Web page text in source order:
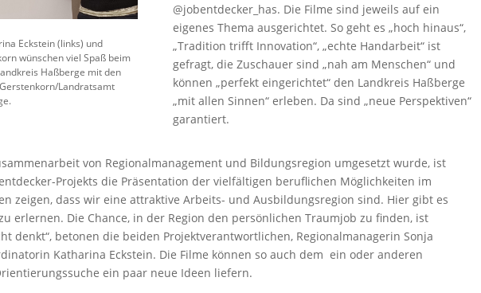
Eckstein (links) und
wünschen viel Spaß beim
Haßberge mit den
Landratsamt
@jobentdecker_has. Die Filme sind jeweils auf ein
eigenes Thema ausgerichtet. So geht es „hoch hinaus“,
„Tradition trifft Innovation“, „echte Handarbeit“ ist
gefragt, die Zuschauer sind „nah am Menschen“ und
können „perfekt eingerichtet“ den Landkreis Haßberge
„mit allen Sinnen“ erleben. Da sind „neue Perspektiven“
garantiert.
von Regionalmanagement und Bildungsregion umgesetzt wurde, ist
Projekts die Präsentation der vielfältigen beruflichen Möglichkeiten im
zeigen, dass wir eine attraktive Arbeits- und Ausbildungsregion sind. Hier gibt es
erlernen. Die Chance, in der Region den persönlichen Traumjob zu finden, ist
denkt“, betonen die beiden Projektverantwortlichen, Regionalmanagerin Sonja
Katharina Eckstein. Die Filme können so auch dem ein oder anderen
ein paar neue Ideen liefern.